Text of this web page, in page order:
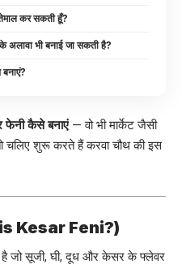
कर सकती हूँ?
अलावा भी बनाई जा सकती है?
फेनी कैसे बनाएं— वो भी मार्केट जैसी
शुरू करते हैं करवा चौथ की इस
is Kesar Feni?)
है जो सूजी, घी, दूध और केसर के फ्लेवर